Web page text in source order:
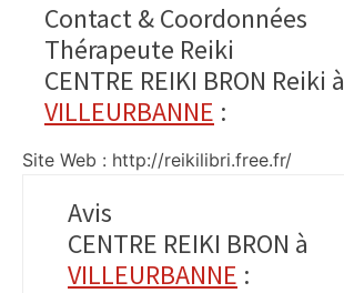
Contact & Coordonnées
Thérapeute Reiki
CENTRE REIKI BRON Reiki à
VILLEURBANNE :
Site Web : http://reikilibri.free.fr/
Avis
CENTRE REIKI BRON à
VILLEURBANNE :